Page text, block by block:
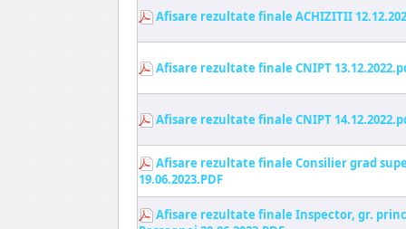
Afisare rezultate finale ACHIZITII
Afisare rezultate finale CNIPT
Afisare rezultate finale CNIPT
Afisare rezultate finale Consilier grad
19.06.2023.PDF
Afisare rezultate finale Inspector, gr.